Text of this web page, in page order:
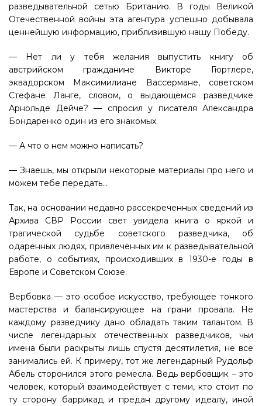
разведывательной сетью Британию. В годы Великой
Отечественной войны эта агентура успешно добывала
ценнейшую информацию, приблизившую нашу Победу.
— Нет ли у тебя желания выпустить книгу об
австрийском гражданине Викторе Гюртлере,
эквадорском Максимилиане Вассермане, советском
Стефане Ланге, словом, о выдающемся разведчике
Арнольде Дейче? — спросил у писателя Александра
Бондаренко один из его знакомых.
— А что о нем можно написать?
— Знаешь, мы открыли некоторые материалы про него и
можем тебе передать…
Так, на основании недавно рассекреченных сведений из
Архива СВР России свет увидела книга о яркой и
трагической судьбе советского разведчика, об
одаренных людях, привлечённых им к разведывательной
работе, о событиях, происходивших в 1930-е годы в
Европе и Советском Союзе.
Вербовка — это особое искусство, требующее тонкого
мастерства и балансирующее на грани провала. Не
каждому разведчику дано обладать таким талантом. В
числе легендарных отечественных разведчиков, чьи
имена были раскрыты лишь спустя десятилетия, не все
занимались ей. К примеру, тот же легендарный Рудольф
Абель сторонился этого ремесла. Ведь вербовщик – это
человек, который взаимодействует с теми, кто стоит по
ту сторону баррикад и предан другому идеалу, иной